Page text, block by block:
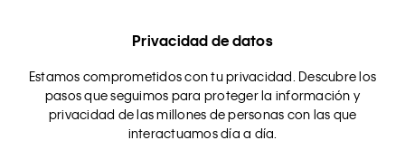
Privacidad de datos
Estamos comprometidos con tu privacidad. Descubre los
pasos que seguimos para proteger la información y
privacidad de las millones de personas con las que
interactuamos día a día.